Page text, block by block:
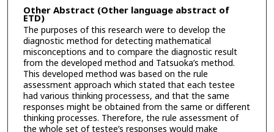
Other Abstract (Other language abstract of
ETD)
The purposes of this research were to develop the
diagnostic method for detecting mathematical
misconceptions and to compare the diagnostic result
from the developed method and Tatsuoka’s method.
This developed method was based on the rule
assessment approach which stated that each testee
had various thinking processess, and that the same
responses might be obtained from the same or different
thinking processes. Therefore, the rule assessment of
the whole set of testee’s responses would make